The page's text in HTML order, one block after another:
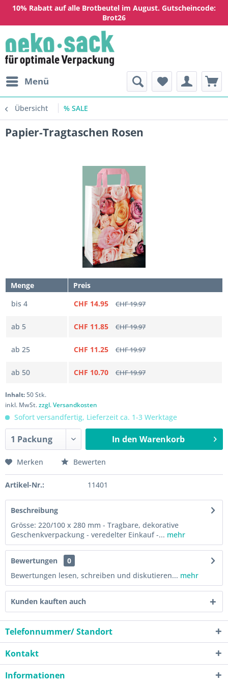
10% Rabatt auf alle Brotbeutel im August. Gutscheincode:
Brot26
Menü
Übersicht % SALE
Papier-Tragtaschen Rosen
Menge
Preis
bis 4 CHF 14.95 CHF 19.97
ab 5 CHF 11.85 CHF 19.97
ab 25 CHF 11.25 CHF 19.97
ab 50 CHF 10.70 CHF 19.97
Inhalt:50 Stk.
inkl. MwSt.zzgl. Versandkosten
Sofort versandfertig, Lieferzeit ca. 1-3 Werktage
In den Warenkorb
Merken Bewerten
Artikel-Nr.: 11401
Beschreibung
Grösse: 220/100 x 280 mm - Tragbare, dekorative
Geschenkverpackung - veredelter Einkauf -... mehr
Bewertungen
0
Bewertungen lesen, schreiben und diskutieren... mehr
Kunden kauften auch
Telefonnummer/ Standort
Kontakt
Informationen